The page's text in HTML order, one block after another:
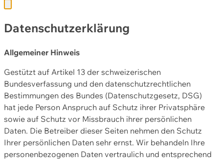
Datenschutzerklärung
Allgemeiner Hinweis
Gestützt auf Artikel 13 der schweizerischen
Bundesverfassung und den datenschutzrechtlichen
Bestimmungen des Bundes (Datenschutzgesetz, DSG)
hat jede Person Anspruch auf Schutz ihrer Privatsphäre
sowie auf Schutz vor Missbrauch ihrer persönlichen
Daten. Die Betreiber dieser Seiten nehmen den Schutz
Ihrer persönlichen Daten sehr ernst. Wir behandeln Ihre
personenbezogenen Daten vertraulich und entsprechend